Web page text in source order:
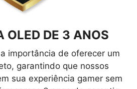
OLED DE 3 ANOS
importância de oferecer um
garantindo que nossos
sua experiência gamer sem